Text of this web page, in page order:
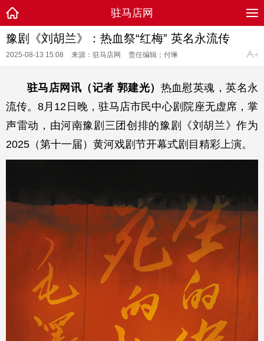
驻马店网
豫剧《刘胡兰》：热血祭“红梅” 英名永流传
2025-08-13 15:08 来源：驻马店网 责任编辑：付琳
驻马店网讯（记者 郭建光） 热血慰英魂，英名永
流传。8月12日晚，驻马店市民中心剧院座无虚席，掌
声雷动，由河南豫剧三团创排的豫剧《刘胡兰》作为
2025（第十一届）黄河戏剧节开幕式剧目精彩上演。